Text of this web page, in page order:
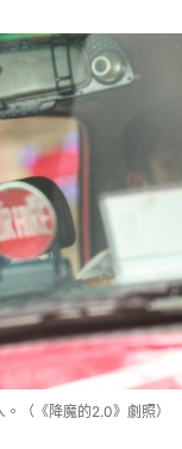
（《降魔的2.0》劇照）